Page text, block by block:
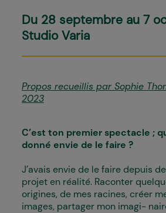
Du 28 septembre au 7
Studio Varia
Propos recueillis par Sophie
2023
C’est ton premier spectacle ;
donné envie de le faire ?
J’avais envie de le faire depuis
projet en réalité. Raconter
origines, de mes racines, créer
images, partager mon imagi-